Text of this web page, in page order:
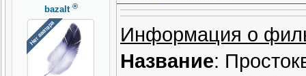
bazalt ®
Информация о
Название: